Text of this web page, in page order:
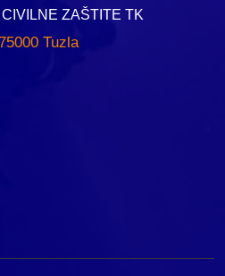
ZAŠTITE TK
Tuzla